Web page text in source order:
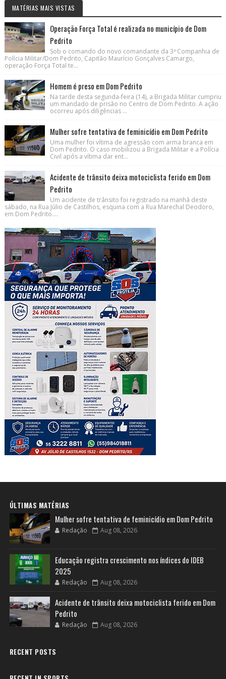
MATÉRIAS MAIS VISTAS
Operação Força Total é realizada no município de Dom
Pedrito
Sob o comando do novo comandante da 3ª Companhia de
Polícia Militar/Dom Pedrito, Capitão Maurício Gonçalves Camargo,
operação Força Total te...
Homem é preso em Dom Pedrito
Na tarde desta segunda-feira (14), a Brigada Militar cumpriu
um mandado de prisão no Centro de Dom Pedrito. A ação
ocorreu após diligências ...
Mulher sofre tentativa de feminicídio em Dom Pedrito
Uma mulher foi vítima de agressão com arma branca em
Dom Pedrito. O caso mobilizou a Brigada Militar e a Polícia
Civil após a vítima dar ent...
Acidente de trânsito deixa motociclista ferido em Dom
Pedrito
Um acidente de trânsito foi registrado na manhã deste
sábado, na Rua Júlio de Castilhos, esquina com a Rua Marechal Deodoro,
em Dom Pedrito....
ÚLTIMAS MATÉRIAS
Mulher sofre tentativa de feminicídio em Dom Pedrito
Redação Aug 08, 2026
Educação registra crescimento nos índices do IDEB
2025
Redação Aug 08, 2026
Acidente de trânsito deixa motociclista ferido em Dom
Pedrito
Redação Aug 08, 2026
RECENT POSTS